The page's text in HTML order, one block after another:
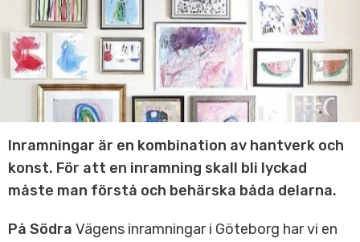
Inramningar är en kombination av hantverk och
konst. För att en inramning skall bli lyckad
måste man förstå och behärska båda delarna.
På Södra Vägens inramningar i Göteborg har vi en